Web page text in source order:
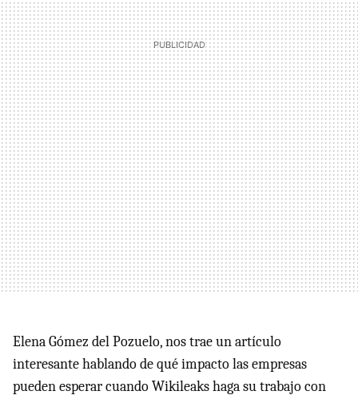
Elena Gómez del Pozuelo, nos trae un artículo
interesante hablando de qué impacto las empresas
pueden esperar cuando Wikileaks haga su trabajo con